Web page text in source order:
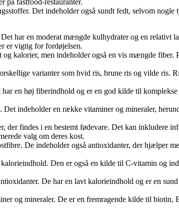
Det indeholder også sundt fedt, selvom
har en moderat mængde kulhydrater og en relativt
er vigtig for fordøjelsen.
kalorier, men indeholder også en vis mængde fiber.
varianter som hvid ris, brune ris og vilde ris.
en høj fiberindhold og er en god kilde til
indeholder en række vitaminer og mineraler,
findes i en bestemt fødevare. Det kan inkludere
valg om deres kost.
De indeholder også antioxidanter, der hjælper
Den er også en kilde til C-vitamin og
De har en lavt kalorieindhold og er en
og mineraler. De er en fremragende kilde til